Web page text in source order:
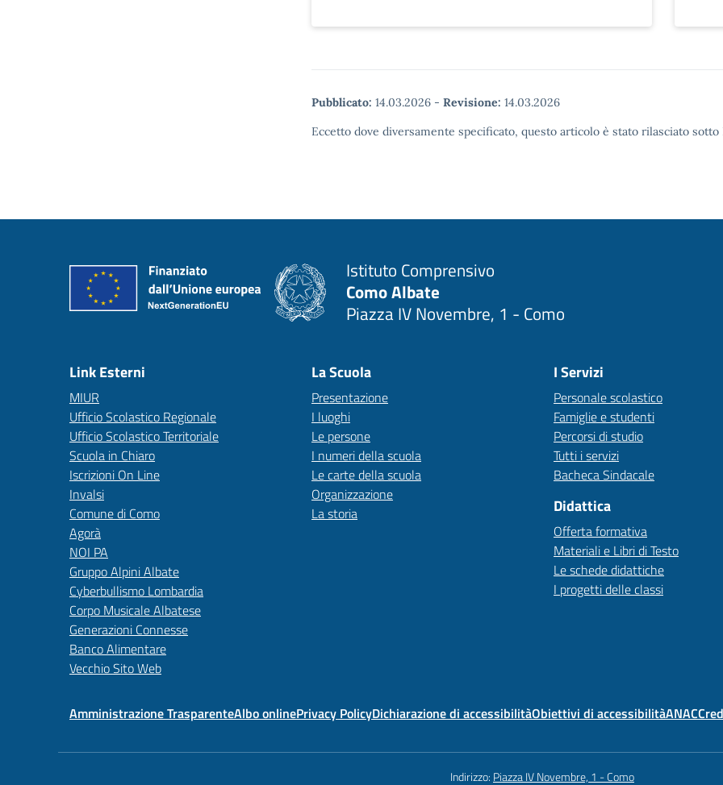
Pubblicato: 14.03.2026 - Revisione: 14.03.2026
Eccetto dove diversamente specificato, questo articolo è stato rilasciato
Istituto Comprensivo
Como Albate
Piazza IV Novembre, 1 - Como
Link Esterni
MIUR
Ufficio Scolastico Regionale
Ufficio Scolastico Territoriale
Scuola in Chiaro
Iscrizioni On Line
Invalsi
Comune di Como
Agorà
NOI PA
Gruppo Alpini Albate
Cyberbullismo Lombardia
Corpo Musicale Albatese
Generazioni Connesse
Banco Alimentare
Vecchio Sito Web
La Scuola
Presentazione
I luoghi
Le persone
I numeri della scuola
Le carte della scuola
Organizzazione
La storia
I Servizi
Personale scolastico
Famiglie e studenti
Percorsi di studio
Tutti i servizi
Bacheca Sindacale
Didattica
Offerta formativa
Materiali e Libri di Testo
Le schede didattiche
I progetti delle classi
Amministrazione TrasparenteAlbo onlinePrivacy PolicyDichiarazione di accessibilitàObiettivi di accessibilitàANAC
Indirizzo: Piazza IV Novembre, 1 - Como